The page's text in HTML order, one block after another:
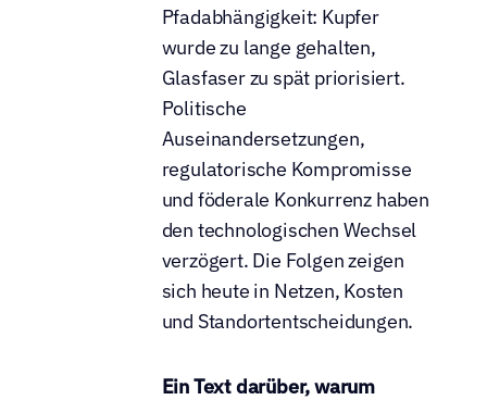
Pfadabhängigkeit: Kupfer
wurde zu lange gehalten,
Glasfaser zu spät priorisiert.
Politische
Auseinandersetzungen,
regulatorische Kompromisse
und föderale Konkurrenz haben
den technologischen Wechsel
verzögert. Die Folgen zeigen
sich heute in Netzen, Kosten
und Standortentscheidungen.
Ein Text darüber, warum